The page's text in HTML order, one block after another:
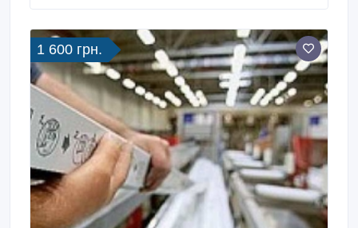
наших мастеров только большой опыт работы.
1 600 грн.